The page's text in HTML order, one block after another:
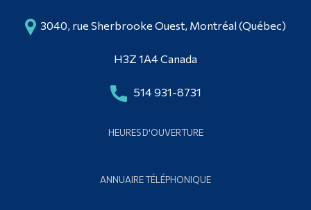
3040, rue Sherbrooke Ouest, Montréal (Québec)
H3Z 1A4 Canada
514 931-8731
HEURES D'OUVERTURE
ANNUAIRE TÉLÉPHONIQUE